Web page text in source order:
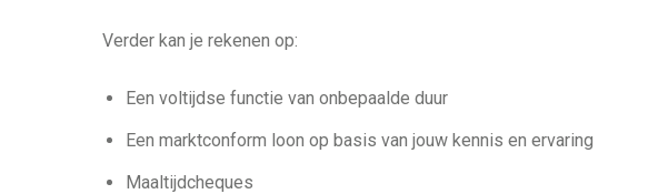
Verder kan je rekenen op:
Een voltijdse functie van onbepaalde duur
Een marktconform loon op basis van jouw kennis en ervaring
Maaltijdcheques